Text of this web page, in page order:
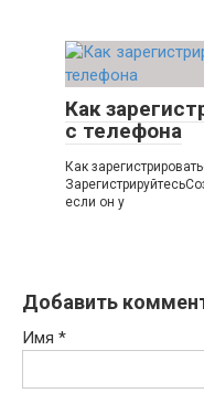
Как
с телефона
Как
если он у
Добавить
Имя *